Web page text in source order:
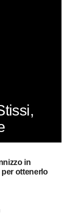
in
per ottenerlo